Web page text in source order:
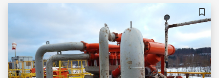
儲存